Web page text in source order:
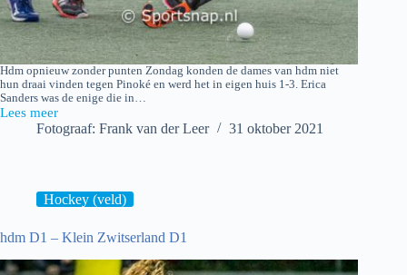
Hdm opnieuw zonder punten Zondag konden de dames van hdm niet
hun draai vinden tegen Pinoké en werd het in eigen huis 1-3. Erica
Sanders was de enige die in…
Lees meer
hdm
Fotograaf: Frank van der Leer 31 oktober 2021
Hockey (veld)
hdm D1 – Klein Zwitserland D1